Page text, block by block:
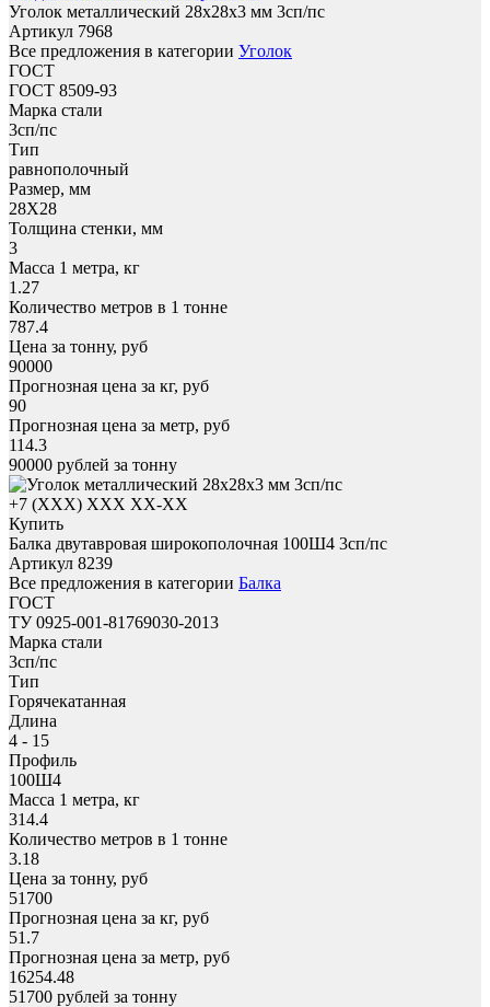
Уголок металлический 28x28х3 мм 3сп/пс
Артикул 7968
Все предложения в категории Уголок
ГОСТ
ГОСТ 8509-93
Марка стали
3сп/пс
Тип
равнополочный
Размер, мм
28X28
Толщина стенки, мм
3
Масса 1 метра, кг
1.27
Количество метров в 1 тонне
787.4
Цена за тонну, руб
90000
Прогнозная цена за кг, руб
90
Прогнозная цена за метр, руб
114.3
90000 рублей за тонну
+7 (XXX) ХХХ ХХ-ХХ
Купить
Балка двутавровая широкополочная 100Ш4 3сп/пс
Артикул 8239
Все предложения в категории Балка
ГОСТ
ТУ 0925-001-81769030-2013
Марка стали
3сп/пс
Тип
Горячекатанная
Длина
4 - 15
Профиль
100Ш4
Масса 1 метра, кг
314.4
Количество метров в 1 тонне
3.18
Цена за тонну, руб
51700
Прогнозная цена за кг, руб
51.7
Прогнозная цена за метр, руб
16254.48
51700 рублей за тонну